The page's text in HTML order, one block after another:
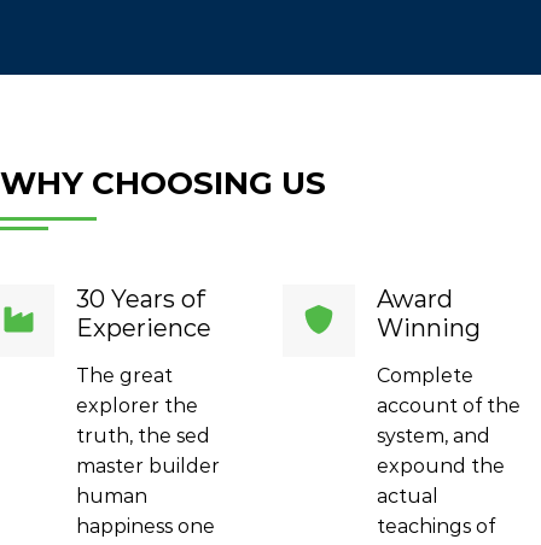
WHY CHOOSING US
30 Years of
Experience
The great
explorer the
truth, the sed
master builder
human
happiness one
Award
Winning
Complete
account of the
system, and
expound the
actual
teachings of